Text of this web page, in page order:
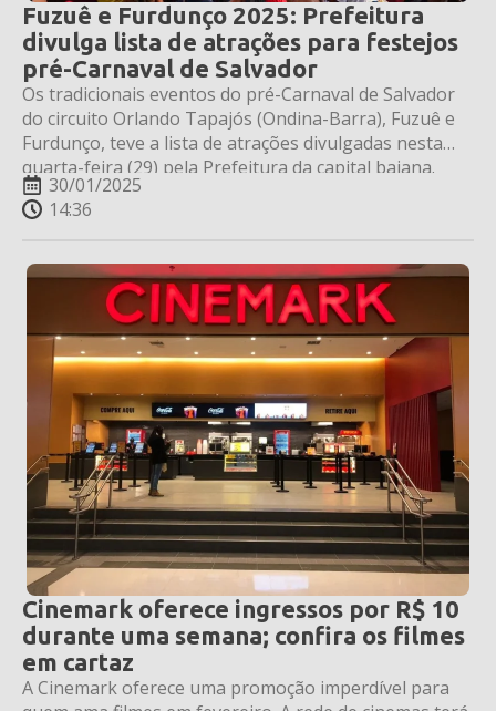
Fuzuê e Furdunço 2025: Prefeitura
divulga lista de atrações para festejos
pré-Carnaval de Salvador
Os tradicionais eventos do pré-Carnaval de Salvador
do circuito Orlando Tapajós (Ondina-Barra), Fuzuê e
Furdunço, teve a lista de atrações divulgadas nesta
quarta-feira (29) pela Prefeitura da capital baiana.
30/01/2025
14:36
Cinemark oferece ingressos por R$ 10
durante uma semana; confira os filmes
em cartaz
A Cinemark oferece uma promoção imperdível para